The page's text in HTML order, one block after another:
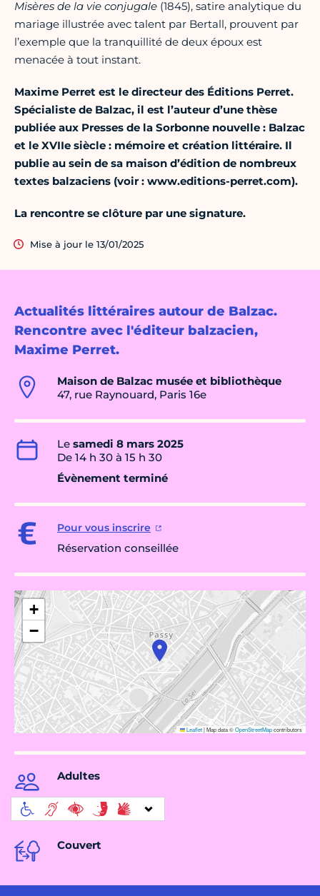
Actualités littéraires autour de Balzac.
Rencontre avec l'éditeur balzacien,
Maxime Perret.
Maison de Balzac musée et bibliothèque
47, rue Raynouard, Paris 16e
Le samedi 8 mars 2025
De 14 h 30 à 15 h 30
Évènement terminé
Pour vous inscrire
Réservation conseillée
+
−
Leaflet|Map data ©OpenStreetMapcontributors
Adultes
Couvert
Misères de la vie conjugale (1845), satire analytique du
mariage illustrée avec talent par Bertall, prouvent par
l’exemple que la tranquillité de deux époux est
menacée à tout instant.
Maxime Perret est le directeur des Éditions Perret.
Spécialiste de Balzac, il est l’auteur d’une thèse
publiée aux Presses de la Sorbonne nouvelle : Balzac
et le XVIIe siècle : mémoire et création littéraire. Il
publie au sein de sa maison d’édition de nombreux
textes balzaciens (voir : www.editions-perret.com).
La rencontre se clôture par une signature.
Mise à jour le 13/01/2025